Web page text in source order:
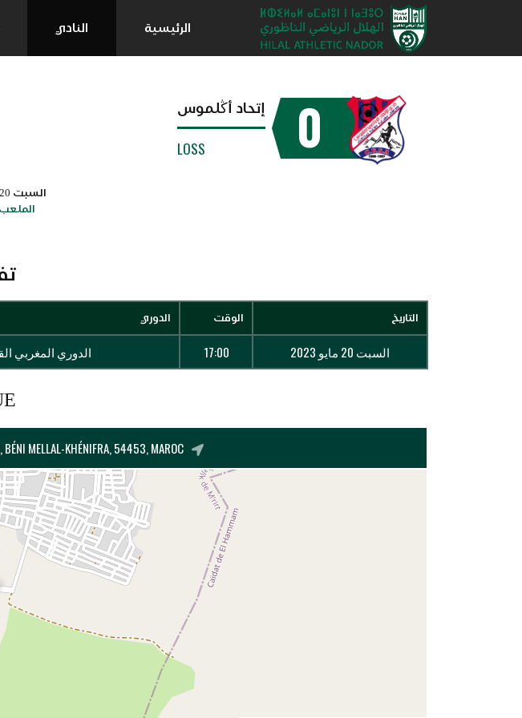
الرئيسية النادي
0 إتحاد أڭلموس
LOSS
السبت 20 مايو 2023 | 17:00
التاريخ الوقت الدوري
السبت 20 مايو 2023 17:00 الدوري المغربي
BÉNI MELLAL-KHÉNIFRA, 54453, MAROC